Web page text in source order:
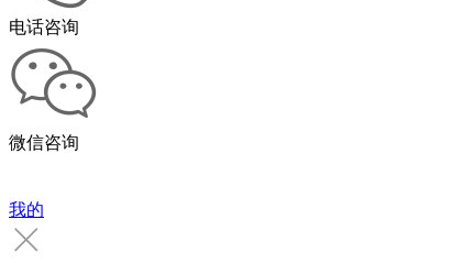
电话咨询
微信咨询
我的